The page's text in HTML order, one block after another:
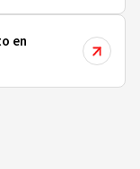
en